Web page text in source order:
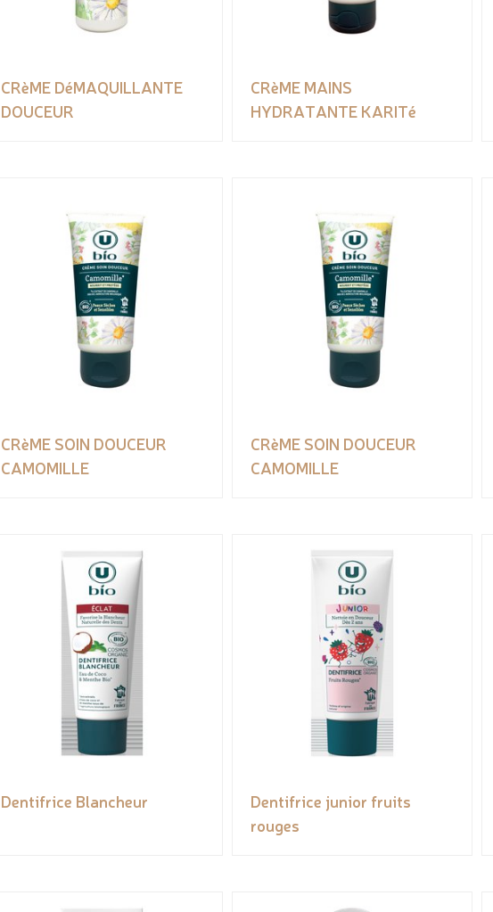
CRèME DéMAQUILLANTE
DOUCEUR
CRèME MAINS
HYDRATANTE KARITé
CRèME SOIN DOUCEUR
CAMOMILLE
CRèME SOIN DOUCEUR
CAMOMILLE
Dentifrice Blancheur
Dentifrice junior fruits
rouges